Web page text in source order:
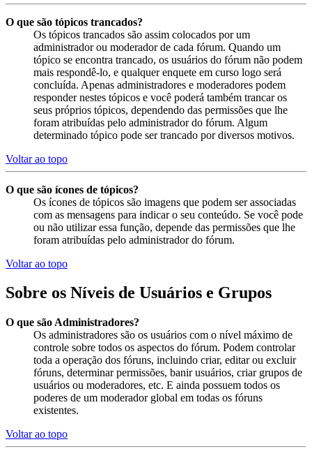
O que são tópicos trancados?
Os tópicos trancados são assim colocados por um
administrador ou moderador de cada fórum. Quando um
tópico se encontra trancado, os usuários do fórum não podem
mais respondê-lo, e qualquer enquete em curso logo será
concluída. Apenas administradores e moderadores podem
responder nestes tópicos e você poderá também trancar os
seus próprios tópicos, dependendo das permissões que lhe
foram atribuídas pelo administrador do fórum. Algum
determinado tópico pode ser trancado por diversos motivos.
Voltar ao topo
O que são ícones de tópicos?
Os ícones de tópicos são imagens que podem ser associadas
com as mensagens para indicar o seu conteúdo. Se você pode
ou não utilizar essa função, depende das permissões que lhe
foram atribuídas pelo administrador do fórum.
Voltar ao topo
Sobre os Níveis de Usuários e Grupos
O que são Administradores?
Os administradores são os usuários com o nível máximo de
controle sobre todos os aspectos do fórum. Podem controlar
toda a operação dos fóruns, incluindo criar, editar ou excluir
fóruns, determinar permissões, banir usuários, criar grupos de
usuários ou moderadores, etc. E ainda possuem todos os
poderes de um moderador global em todas os fóruns
existentes.
Voltar ao topo